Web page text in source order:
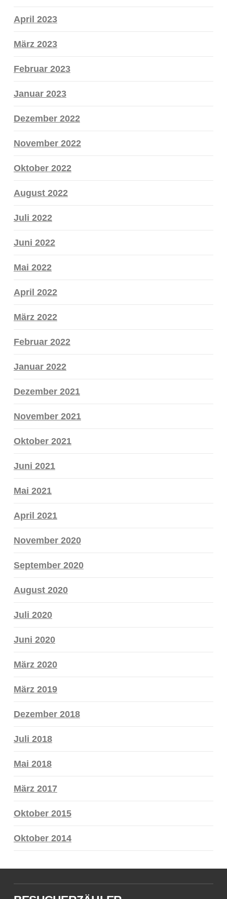
April 2023
März 2023
Februar 2023
Januar 2023
Dezember 2022
November 2022
Oktober 2022
August 2022
Juli 2022
Juni 2022
Mai 2022
April 2022
März 2022
Februar 2022
Januar 2022
Dezember 2021
November 2021
Oktober 2021
Juni 2021
Mai 2021
April 2021
November 2020
September 2020
August 2020
Juli 2020
Juni 2020
März 2020
März 2019
Dezember 2018
Juli 2018
Mai 2018
März 2017
Oktober 2015
Oktober 2014